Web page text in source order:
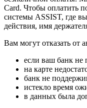
Card. Чтобы оплатить
системы ASSIST, где
действия, имя
Вам могут отказать от
если ваш банк не
на карте
банк не
истекло время
в данных была